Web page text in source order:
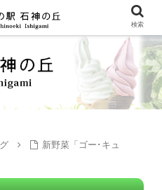
新野菜「ゴー･キュ
検索